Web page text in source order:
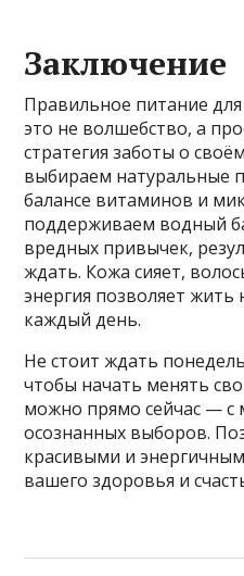
Заключение
Правильное питание
это не волшебство, а
стратегия заботы о
выбираем натуральные
балансе витаминов и
поддерживаем водный
вредных привычек,
ждать. Кожа сияет,
энергия позволяет
каждый день.
Не стоит ждать
чтобы начать менять
можно прямо сейчас — с
осознанных выборов.
красивыми и
вашего здоровья и